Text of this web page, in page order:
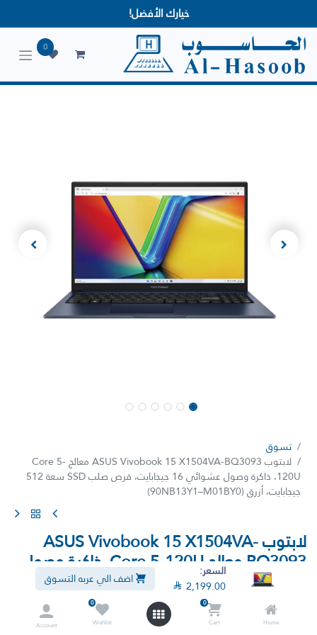
السعر:
 2,199.00 اضف الي عربه التسوق
Home
0
Cart
0
Wishlist
Account
خيارك الأفضل!
0
تسوق
لابتوب ASUS Vivobook 15 X1504VA-BQ3093 معالج Core 5-
120U، ذاكرة وصول عشوائي 16 جيجابايت، قرص صلب SSD سعة 512
جيجابايت، أزرق (90NB13Y1–M01BY0)
لابتوب ASUS Vivobook 15 X1504VA-
BQ3093 معالج Core 5-120U، ذاكرة وصول
عشوائي 16 جيجابايت، قرص صلب SSD سعة
(تقييم 0)